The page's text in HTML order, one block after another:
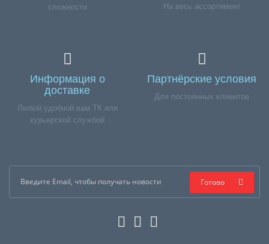
сложности
На весь ассортимент
Информация о
доставке
Любой удобной вам ТК или
курьерской службой
Партнёрские условия
Для постоянных клиентов
Готово